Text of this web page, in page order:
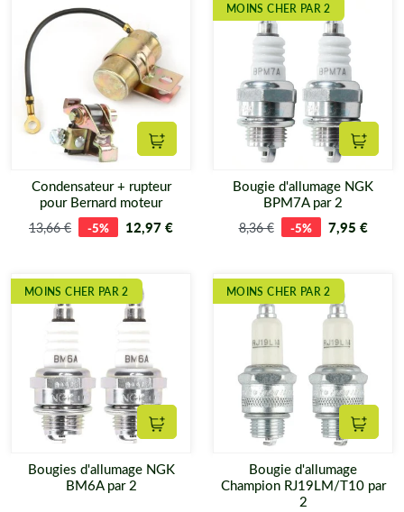
Ajouter au panier
Condensateur + rupteur
pour Bernard moteur
13,66 € -5% 12,97 €
MOINS CHER PAR 2
Bougie d'allumage NGK
BPM7A par 2
8,36 € -5% 7,95 €
MOINS CHER PAR 2
Ajouter au panier
Bougies d'allumage NGK
BM6A par 2
MOINS CHER PAR 2
Bougie d'allumage
Champion RJ19LM/T10 par
2